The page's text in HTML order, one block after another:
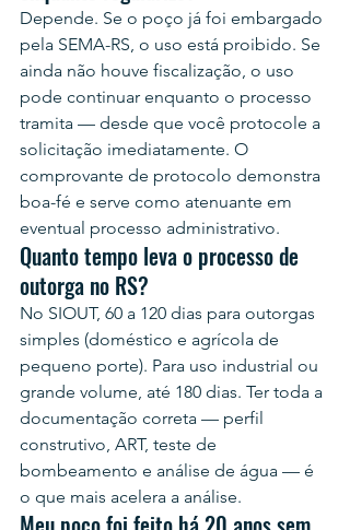
Depende. Se o poço já foi embargado
pela SEMA-RS, o uso está proibido. Se
ainda não houve fiscalização, o uso
pode continuar enquanto o processo
tramita — desde que você protocole a
solicitação imediatamente. O
comprovante de protocolo demonstra
boa-fé e serve como atenuante em
eventual processo administrativo.
Quanto tempo leva o processo de
outorga no RS?
No SIOUT, 60 a 120 dias para outorgas
simples (doméstico e agrícola de
pequeno porte). Para uso industrial ou
grande volume, até 180 dias. Ter toda a
documentação correta — perfil
construtivo, ART, teste de
bombeamento e análise de água — é
o que mais acelera a análise.